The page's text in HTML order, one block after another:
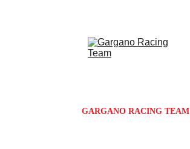
GARGANO RACING TEAM